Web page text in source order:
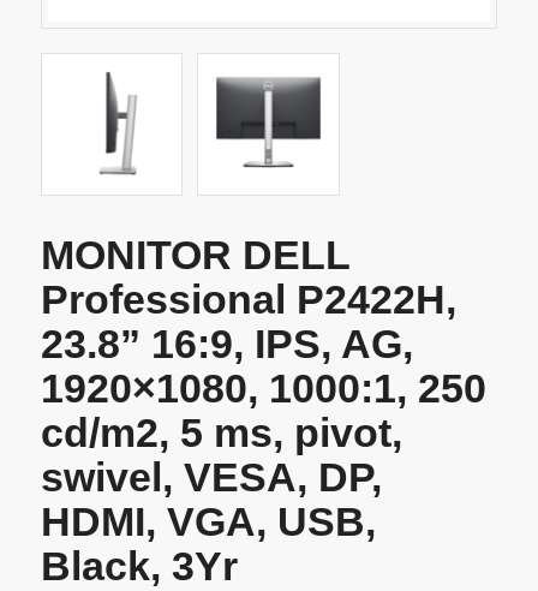
MONITOR DELL
Professional P2422H,
23.8” 16:9, IPS, AG,
1920×1080, 1000:1, 250
cd/m2, 5 ms, pivot,
swivel, VESA, DP,
HDMI, VGA, USB,
Black, 3Yr